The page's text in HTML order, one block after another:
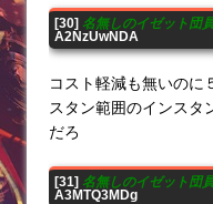
[30] 名無しのイゼット団
A2NzUwNDA
コスト軽減も無いのに
スタン範囲のインスタ
だろ
[31] 名無しのイゼット団
A3MTQ3MDg